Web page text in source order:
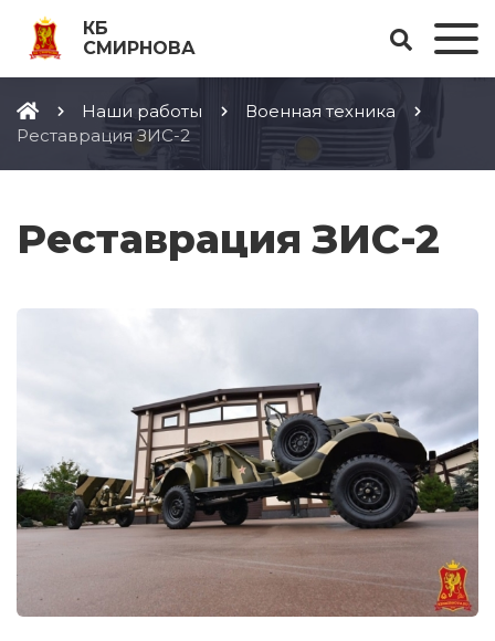
КБ
СМИРНОВА
Наши работы
Военная техника
Реставрация ЗИС-2
Реставрация ЗИС-2